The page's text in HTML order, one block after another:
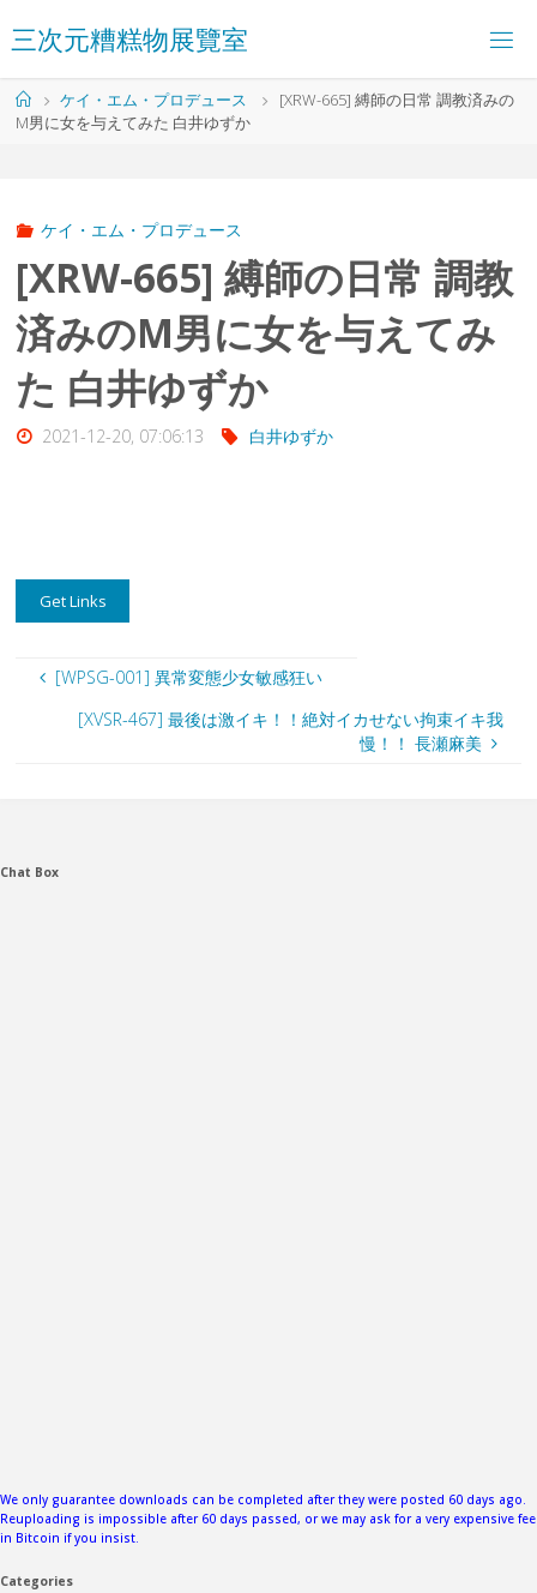
ン
テ
ン
三次元糟糕物展覽室
ホ
ー
ケイ・エム・プロデュース
[XRW-665] 縛師の日常 調教済みの
M男に女を与えてみた 白井ゆずか
ケイ・エム・プロデュース
[XRW-665] 縛師の日常 調教
済みのM男に女を与えてみ
た 白井ゆずか
2021-12-20, 07:06:13 白井ゆずか
[WPSG-001] 異常変態少女敏感狂い
[XVSR-467] 最後は激イキ！！絶対イカせない拘束イキ我
慢！！ 長瀬麻美
Chat Box
We only guarantee downloads can be completed after they were posted 60 days ago.
Reuploading is impossible after 60 days passed, or we may ask for a very expensive fee
in Bitcoin if you insist.
Categories